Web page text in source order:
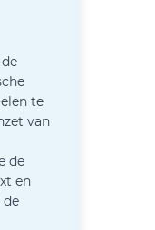
te
van
de
en
de